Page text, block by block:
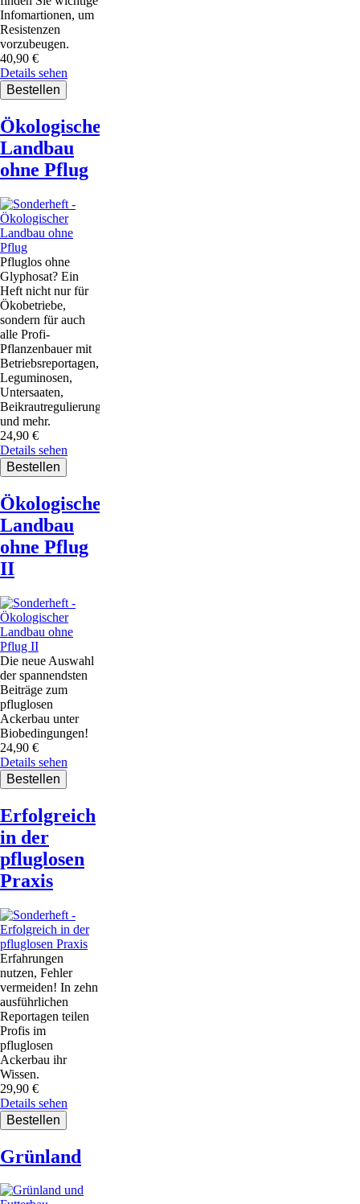
Infomartionen, um
Resistenzen
vorzubeugen.
40,90 €
Details sehen
Ökologischer
Landbau
ohne Pflug
Pfluglos ohne
Glyphosat? Ein
Heft nicht nur für
Ökobetriebe,
sondern für auch
alle Profi-
Pflanzenbauer mit
Betriebsreportagen,
Leguminosen,
Untersaaten,
Beikrautregulierung
und mehr.
24,90 €
Details sehen
Ökologischer
Landbau
ohne Pflug
II
Die neue Auswahl
der spannendsten
Beiträge zum
pfluglosen
Ackerbau unter
Biobedingungen!
24,90 €
Details sehen
Erfolgreich
in der
pfluglosen
Praxis
Erfahrungen
nutzen, Fehler
vermeiden! In zehn
ausführlichen
Reportagen teilen
Profis im
pfluglosen
Ackerbau ihr
Wissen.
29,90 €
Details sehen
Grünland